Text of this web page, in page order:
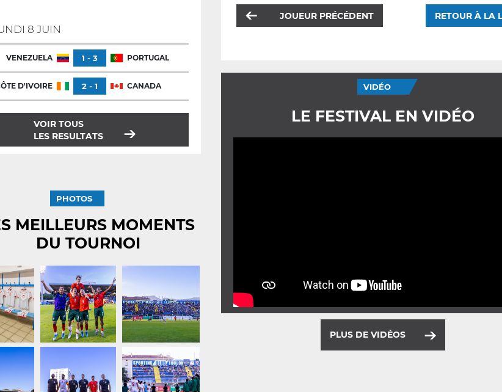
8 JUIN
VENEZUELA 1 - 3 PORTUGAL
D'IVOIRE 2 - 1 CANADA
VOIR TOUS
LES RESULTATS
PHOTOS
MEILLEURS MOMENTS
DU TOURNOI
JOUEUR PRÉCÉDENT RETOUR À LA
VIDÉO
LE FESTIVAL EN VIDÉO
PLUS DE VIDÉOS